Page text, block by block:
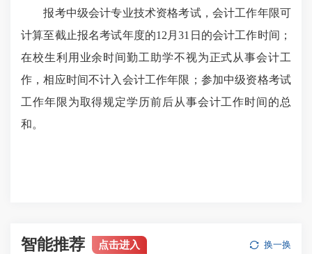
报考中级会计专业技术资格考试，会计工作年限可
计算至截止报名考试年度的12月31日的会计工作时间；
在校生利用业余时间勤工助学不视为正式从事会计工
作，相应时间不计入会计工作年限；参加中级资格考试
工作年限为取得规定学历前后从事会计工作时间的总
和。
智能推荐 点击进入 换一换